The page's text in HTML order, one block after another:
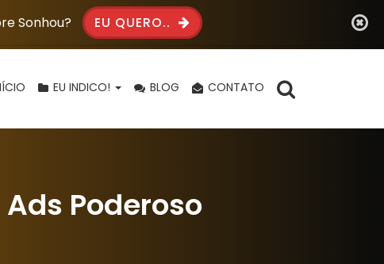
Sonhou? EU QUERO..
EU INDICO! BLOG CONTATO
Poderoso